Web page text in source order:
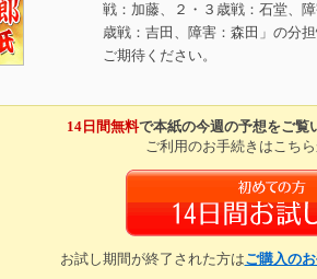
戦：加藤、２・３歳戦：石堂、
歳戦：吉田、障害：森田」の分
ご期待ください。
14日間無料で本紙の今週の予想をご覧
ご利用のお手続きはこちら
お試し期間が終了された方はご購入の